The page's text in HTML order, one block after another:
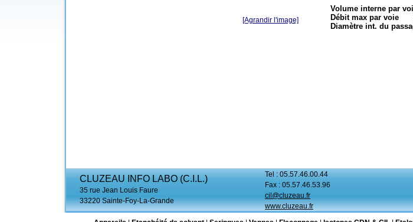
[Agrandir l'image]
Volume interne par
Débit max par voie
Diamètre int. du
CLUZEAU INFO LABO (C.I.L.)
35 rue Jean Louis Faure
33220 Sainte-Foy-La-Grande
Tel : 05.57.46.00.44
Fax : 05.57.46.53.96
cil@cluzeau.fr
www.cluzeau.fr